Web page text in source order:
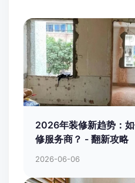
2026年装修新趋势：
修服务商？ - 翻新攻略
2026-06-06